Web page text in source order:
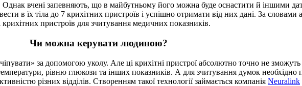
Однак вчені запевняють, що в майбутньому його можна буде оснастити й іншими
в їх тіла до 7 крихітних пристроїв і успішно отримати від них дані. За
пристроїв для зчитування медичних показників.
Чи можна керувати людиною?
за допомогою уколу. Але ці крихітні пристрої абсолютно точно не
рівню глюкози та інших показників. А для зчитування думок необхідно
різних відділів. Створенням такої технології займається компанія Neuralink